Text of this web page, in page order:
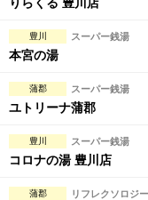
日本人スタッフのみ
スタッフ指名可
豊川 スーパー銭湯
本宮の湯
蒲郡 スーパー銭湯
ユトリーナ蒲郡
豊川 スーパー銭湯
コロナの湯 豊川店
蒲郡 リフレクソロジー